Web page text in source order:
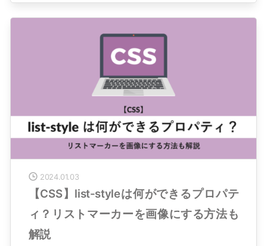
2024.01.03
【CSS】list-styleは何ができるプロパテ
ィ？リストマーカーを画像にする方法も
解説